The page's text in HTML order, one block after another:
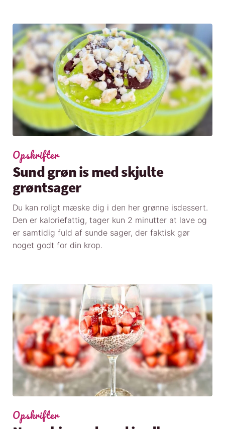
Opskrifter
Sund grøn is med skjulte
grøntsager
Du kan roligt mæske dig i den her grønne isdessert.
Den er kaloriefattig, tager kun 2 minutter at lave og
er samtidig fuld af sunde sager, der faktisk gør
noget godt for din krop.
Opskrifter